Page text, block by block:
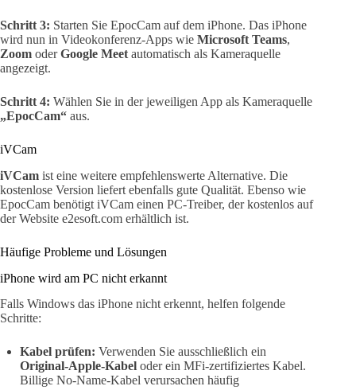
Schritt 3: Starten Sie EpocCam auf dem iPhone. Das iPhone
wird nun in Videokonferenz-Apps wie Microsoft Teams,
Zoom oderGoogle Meet automatisch als Kameraquelle
angezeigt.
Schritt 4: Wählen Sie in der jeweiligen App als Kameraquelle
„EpocCam“ aus.
iVCam
iVCam ist eine weitere empfehlenswerte Alternative. Die
kostenlose Version liefert ebenfalls gute Qualität. Ebenso wie
EpocCam benötigt iVCam einen PC-Treiber, der kostenlos auf
der Website e2esoft.com erhältlich ist.
Häufige Probleme und Lösungen
iPhone wird am PC nicht erkannt
Falls Windows das iPhone nicht erkennt, helfen folgende
Schritte:
Kabel prüfen: Verwenden Sie ausschließlich ein
Original-Apple-Kabel oder ein MFi-zertifiziertes Kabel.
Billige No-Name-Kabel verursachen häufig